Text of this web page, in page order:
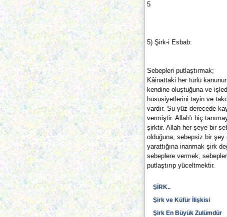
5
5) Şirk-i Esbab:
Sebepleri putlaştırmak;
Kâinattaki her türlü
kendine oluştuğuna ve
hususiyetlerini tayin ve
vardır. Su yüz derecede
vermiştir. Allah'ı hiç
şirktir. Allah her şeye bir
olduğuna, sebepsiz bir şey
yarattığına inanmak şirk
sebeplere vermek,
putlaştırıp yüceltmektir.
ŞİRK..
Şirk ve Küfür İlişkisi
Şirk En Büyük Zulümdür